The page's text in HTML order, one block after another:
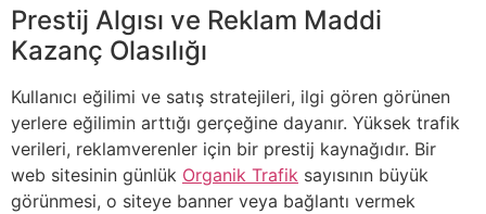
Prestij Algısı ve Reklam Maddi
Kazanç Olasılığı
Kullanıcı eğilimi ve satış stratejileri, ilgi gören görünen
yerlere eğilimin arttığı gerçeğine dayanır. Yüksek trafik
verileri, reklamverenler için bir prestij kaynağıdır. Bir
web sitesinin günlük Organik Trafik sayısının büyük
görünmesi, o siteye banner veya bağlantı vermek